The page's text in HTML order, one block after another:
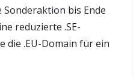
Sonderaktion bis Ende
reduzierte .SE-
die .EU-Domain für ein